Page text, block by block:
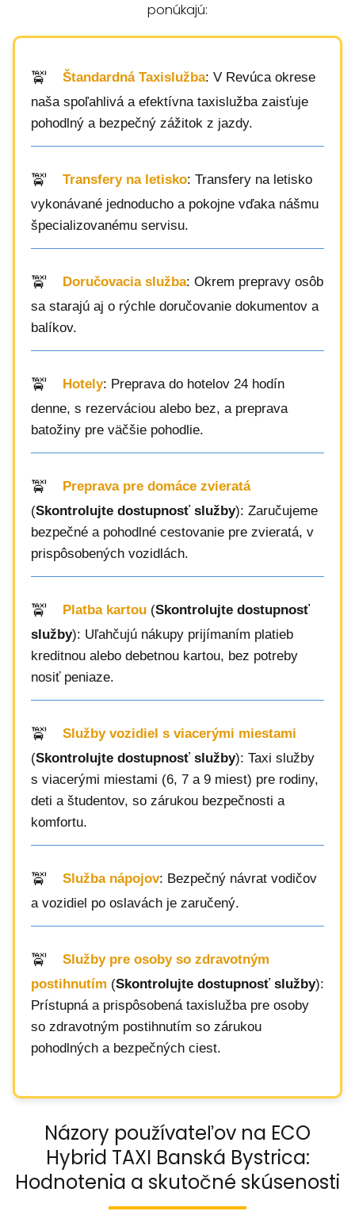
ponúkajú:
Štandardná Taxislužba: V Revúca okrese
naša spoľahlivá a efektívna taxislužba zaisťuje
pohodlný a bezpečný zážitok z jazdy.
Transfery na letisko: Transfery na letisko
vykonávané jednoducho a pokojne vďaka nášmu
špecializovanému servisu.
Doručovacia služba: Okrem prepravy osôb
sa starajú aj o rýchle doručovanie dokumentov a
balíkov.
Hotely: Preprava do hotelov 24 hodín
denne, s rezerváciou alebo bez, a preprava
batožiny pre väčšie pohodlie.
Preprava pre domáce zvieratá
(Skontrolujte dostupnosť služby): Zaručujeme
bezpečné a pohodlné cestovanie pre zvieratá, v
prispôsobených vozidlách.
Platba kartou (Skontrolujte dostupnosť
služby): Uľahčujú nákupy prijímaním platieb
kreditnou alebo debetnou kartou, bez potreby
nosiť peniaze.
Služby vozidiel s viacerými miestami
(Skontrolujte dostupnosť služby): Taxi služby
s viacerými miestami (6, 7 a 9 miest) pre rodiny,
deti a študentov, so zárukou bezpečnosti a
komfortu.
Služba nápojov: Bezpečný návrat vodičov
a vozidiel po oslavách je zaručený.
Služby pre osoby so zdravotným
postihnutím (Skontrolujte dostupnosť služby):
Prístupná a prispôsobená taxislužba pre osoby
so zdravotným postihnutím so zárukou
pohodlných a bezpečných ciest.
Názory používateľov na ECO
Hybrid TAXI Banská Bystrica:
Hodnotenia a skutočné skúsenosti